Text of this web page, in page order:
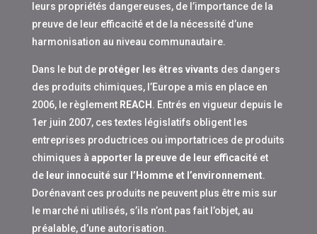
leurs propriétés dangereuses, de l’importance de la
preuve de leur efficacité et de la nécessité d’une
harmonisation au niveau communautaire.
Dans le but de protéger les êtres vivants des dangers
des produits chimiques, l’Europe a mis en place en
2006, le règlement REACH . Entrés en vigueur depuis le
1er juin 2007, ces textes législatifs obligent les
entreprises productrices ou importatrices de produits
chimiques à apporter la preuve de leur efficacité et
de leur innocuité sur l’Homme et l’environnement.
Dorénavant ces produits ne peuvent plus être mis sur
le marché ni utilisés, s’ils n’ont pas fait l’objet, au
préalable, d’une autorisation.